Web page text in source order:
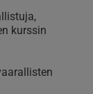
kurssin